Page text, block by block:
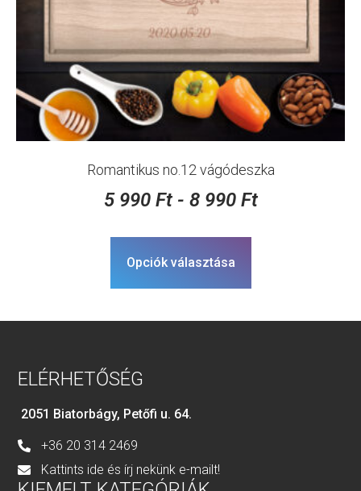
Romantikus no.12 vágódeszka
5 990 Ft- 8 990 Ft
Opciók választása
ELÉRHETŐSÉG
2051 Biatorbágy, Petőfi u. 64.
+36 20 314 2469
Kattints ide és írj nekünk e-mailt!